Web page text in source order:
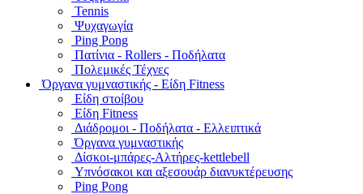
Tennis
Ψυχαγωγία
Ping Pong
Πατίνια - Rollers - Ποδήλατα
Πολεμικές Τέχνες
Όργανα γυμναστικής - Είδη Fitness
Είδη στοίβου
Είδη Fitness
Διάδρομοι - Ποδήλατα - Ελλειπτικά
Όργανα γυμναστικής
Δίσκοι-μπάρες-Αλτήρες-kettlebell
Υπνόσακοι και αξεσουάρ διανυκτέρευσης
Ping Pong